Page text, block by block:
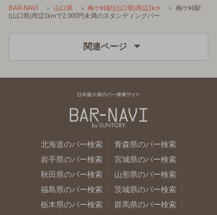
BAR-NAVI 山口県 梅ケ峠駅(山口県)周辺1km
梅ケ峠駅
(山口県)周辺1kmで2,000円未満のスタンディングバー
関連ページ
北海道のバー検索
青森県のバー検索
岩手県のバー検索
宮城県のバー検索
秋田県のバー検索
山形県のバー検索
福島県のバー検索
茨城県のバー検索
栃木県のバー検索
群馬県のバー検索